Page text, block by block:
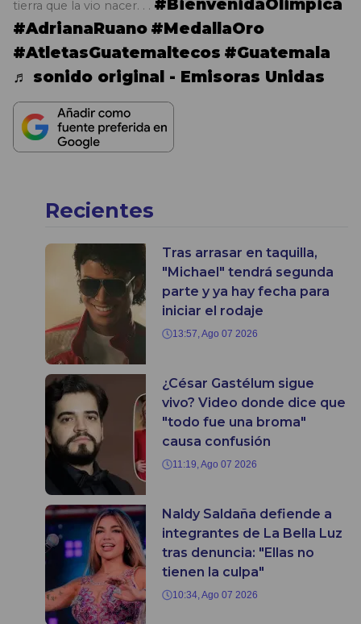
tierra que la vio nacer. . . #BienvenidaOIimpica
#AdrianaRuano #MedallaOro
#AtletasGuatemaltecos #Guatemala
♬ sonido original - Emisoras Unidas
Recientes
Tras arrasar en taquilla,
"Michael" tendrá segunda
parte y ya hay fecha para
iniciar el rodaje
13:57, Ago 07 2026
¿César Gastélum sigue
vivo? Video donde dice que
"todo fue una broma"
causa confusión
11:19, Ago 07 2026
Naldy Saldaña defiende a
integrantes de La Bella Luz
tras denuncia: "Ellas no
tienen la culpa"
10:34, Ago 07 2026